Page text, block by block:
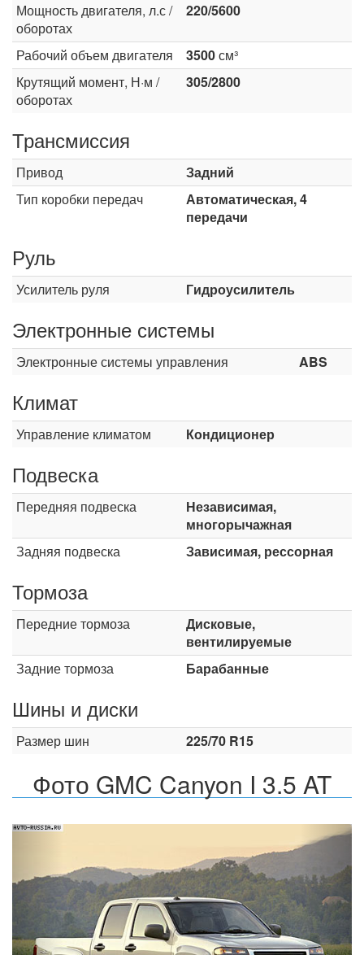
Мощность двигателя, л.с /
оборотах
220/5600
Рабочий объем двигателя 3500см³
Крутящий момент, Н·м /
оборотах
305/2800
Трансмиссия
Привод
Задний
Тип коробки передач
Автоматическая, 4
передачи
Руль
Усилитель руля Гидроусилитель
Электронные системы
Электронные системы управления ABS
Климат
Управление климатом Кондиционер
Подвеска
Передняя подвеска
Независимая,
многорычажная
Задняя подвеска
Зависимая, рессорная
Тормоза
Передние тормоза
Дисковые,
вентилируемые
Задние тормоза
Барабанные
Шины и диски
Размер шин 225/70 R15
Фото GMC Canyon I 3.5 AT
Назад